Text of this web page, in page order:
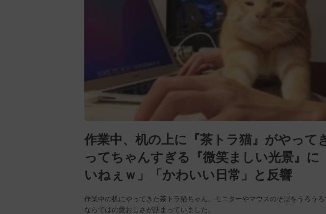
作業中、机の上に『茶トラ猫』がやって
ってちゃんすぎる『微笑ましい光景』に
いねぇｗ」「かわいい日常」と反響
作業中の机にやってきた茶トラ猫ちゃん。モニターやマウスのそばをうろう
ならではの愛おしさが詰まっていました。